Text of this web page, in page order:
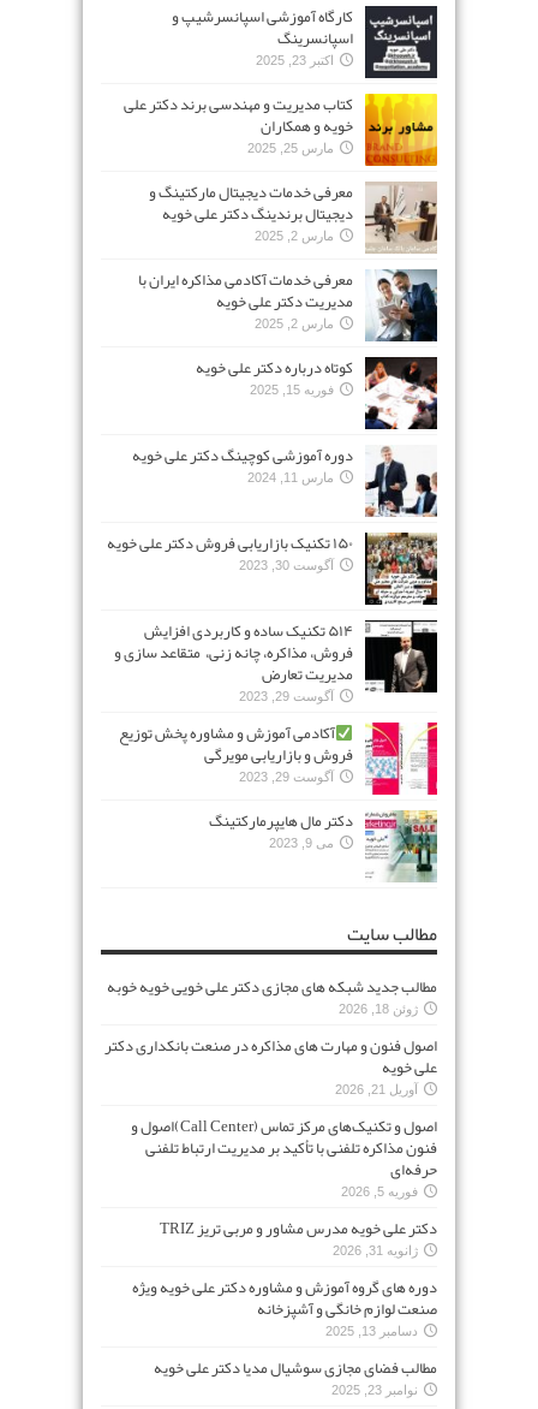
کارگاه آموزشی اسپانسرشیپ و
اسپانسرینگ
اکتبر 23, 2025
کتاب مدیریت و مهندسی برند دکتر علی
خویه و همکاران
مارس 25, 2025
معرفی خدمات دیجیتال مارکتینگ و
دیجیتال برندینگ دکتر علی خویه
مارس 2, 2025
معرفی خدمات آکادمی مذاکره ایران با
مدیریت دکتر علی خویه
مارس 2, 2025
کوتاه درباره دکتر علی خویه
فوریه 15, 2025
دوره آموزشی کوچینگ دکتر علی خویه
مارس 11, 2024
۱۵۰ تکنیک بازاریابی فروش دکتر علی خویه
آگوست 30, 2023
۵۱۴ تکنیک ساده و کاربردی افزایش
فروش، مذاکره، چانه زنی، متقاعد سازی و
مدیریت تعارض
آگوست 29, 2023
آکادمی آموزش و مشاوره پخش توزیع
فروش و بازاریابی مویرگی
آگوست 29, 2023
دکتر مال هایپرمارکتینگ
می 9, 2023
مطالب سایت
مطالب جدید شبکه های مجازی دکتر علی خویی خویه خوبه
ژوئن 18, 2026
اصول فنون و مهارت های مذاکره در صنعت بانکداری دکتر
علی خویه
آوریل 21, 2026
اصول و تکنیک‌های مرکز تماس (Call Center)اصول و
فنون مذاکره تلفنی با تأکید بر مدیریت ارتباط تلفنی
حرفه‌ای
فوریه 5, 2026
دکتر علی خویه مدرس مشاور و مربی تریز TRIZ
ژانویه 31, 2026
دوره های گروه آموزش و مشاوره دکتر علی خویه ویژه
صنعت لوازم خانگی و آشپزخانه
دسامبر 13, 2025
مطالب فضای مجازی سوشیال مدیا دکتر علی خویه
نوامبر 23, 2025